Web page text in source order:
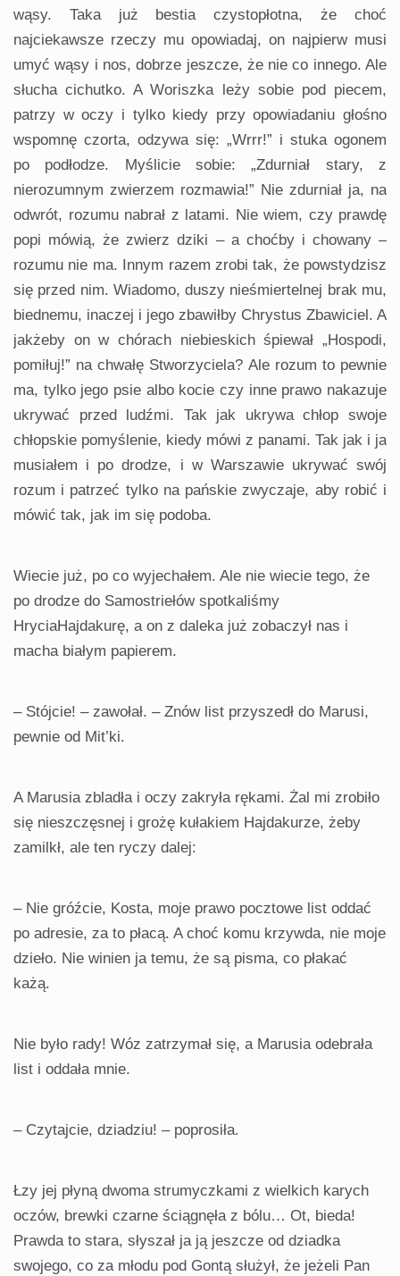
wąsy. Taka już bestia czystopłotna, że choć
najciekawsze rzeczy mu opowiadaj, on najpierw musi
umyć wąsy i nos, dobrze jeszcze, że nie co innego. Ale
słucha cichutko. A Woriszka leży sobie pod piecem,
patrzy w oczy i tylko kiedy przy opowiadaniu głośno
wspomnę czorta, odzywa się: „Wrrr!” i stuka ogonem
po podłodze. Myślicie sobie: „Zdurniał stary, z
nierozumnym zwierzem rozmawia!” Nie zdurniał ja, na
odwrót, rozumu nabrał z latami. Nie wiem, czy prawdę
popi mówią, że zwierz dziki – a choćby i chowany –
rozumu nie ma. Innym razem zrobi tak, że powstydzisz
się przed nim. Wiadomo, duszy nieśmiertelnej brak mu,
biednemu, inaczej i jego zbawiłby Chrystus Zbawiciel. A
jakżeby on w chórach niebieskich śpiewał „Hospodi,
pomiłuj!” na chwałę Stworzyciela? Ale rozum to pewnie
ma, tylko jego psie albo kocie czy inne prawo nakazuje
ukrywać przed ludźmi. Tak jak ukrywa chłop swoje
chłopskie pomyślenie, kiedy mówi z panami. Tak jak i ja
musiałem i po drodze, i w Warszawie ukrywać swój
rozum i patrzeć tylko na pańskie zwyczaje, aby robić i
mówić tak, jak im się podoba.
Wiecie już, po co wyjechałem. Ale nie wiecie tego, że
po drodze do Samostriełów spotkaliśmy
HryciaHajdakurę, a on z daleka już zobaczył nas i
macha białym papierem.
– Stójcie! – zawołał. – Znów list przyszedł do Marusi,
pewnie od Mit’ki.
A Marusia zbladła i oczy zakryła rękami. Żal mi zrobiło
się nieszczęsnej i grożę kułakiem Hajdakurze, żeby
zamilkł, ale ten ryczy dalej:
– Nie gróźcie, Kosta, moje prawo pocztowe list oddać
po adresie, za to płacą. A choć komu krzywda, nie moje
dzieło. Nie winien ja temu, że są pisma, co płakać
każą.
Nie było rady! Wóz zatrzymał się, a Marusia odebrała
list i oddała mnie.
– Czytajcie, dziadziu! – poprosiła.
Łzy jej płyną dwoma strumyczkami z wielkich karych
oczów, brewki czarne ściągnęła z bólu… Ot, bieda!
Prawda to stara, słyszał ja ją jeszcze od dziadka
swojego, co za młodu pod Gontą służył, że jeżeli Pan